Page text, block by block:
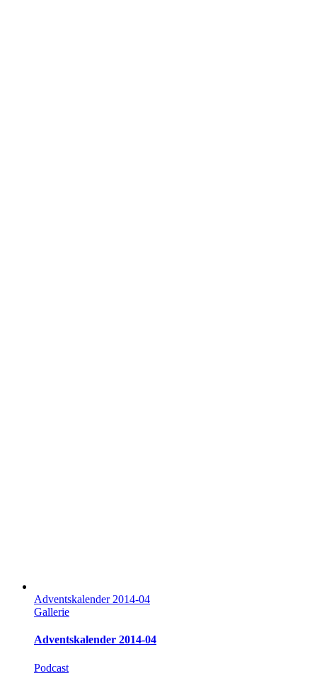
Adventskalender 2014-04
Gallerie
Adventskalender 2014-04
Podcast